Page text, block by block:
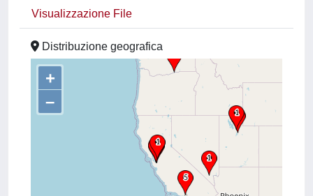
Visualizzazione File
Distribuzione geografica
+
–